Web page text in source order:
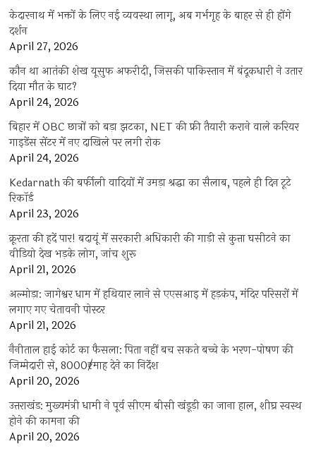
केदारनाथ में भक्तों के लिए नई व्यवस्था लागू, अब गर्भगृह के बाहर से ही होंगे
दर्शन
April 27, 2026
कौन था आतंकी शेख यूसुफ अफरीदी, जिसकी पाकिस्तान में बंदूकधारी ने उतार
दिया मौत के घाट?
April 24, 2026
बिहार में OBC छात्रों को बड़ा झटका, NET की फ्री तैयारी कराने वाले करियर
गाइडेंस सेंटर में नए दाखिले पर लगी रोक
April 24, 2026
Kedarnath की बर्फीली वादियों में उमड़ा श्रद्धा का सैलाब, पहले ही दिन टूटे
रिकॉर्ड
April 23, 2026
क्रूरता की हदें पार! बदायूं में सरकारी अधिकारी की गाड़ी से कुत्ता घसीटने का
वीडियो देख भड़के लोग, जांच शुरू
April 21, 2026
अल्मोड़ा: जागेश्वर धाम में हथियार लाने से एएसआइ में हड़कंप, मंदिर परिसरों में
लगाए गए चेतावनी पोस्टर
April 21, 2026
नैनीताल हाई कोर्ट का फैसला: पिता नहीं बच सकते बच्चे के भरण-पोषण की
जिम्मेदारी से, 8000₹/माह देने का निर्देश
April 20, 2026
उत्तराखंड: मुख्यमंत्री धामी ने पूर्व सीएम बीसी खंडूड़ी का जाना हाल, शीघ्र स्वस्थ
होने की कामना की
April 20, 2026